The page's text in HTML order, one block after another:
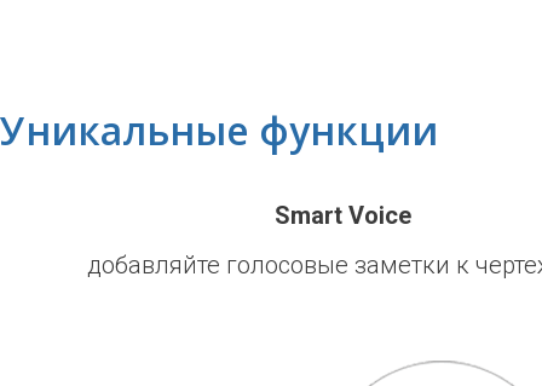
Уникальные функции
Smart Voice
добавляйте голосовые заметки к